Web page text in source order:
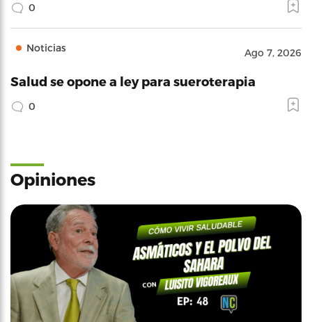
0
Noticias Ago 7, 2026
Salud se opone a ley para sueroterapia
0
Opiniones